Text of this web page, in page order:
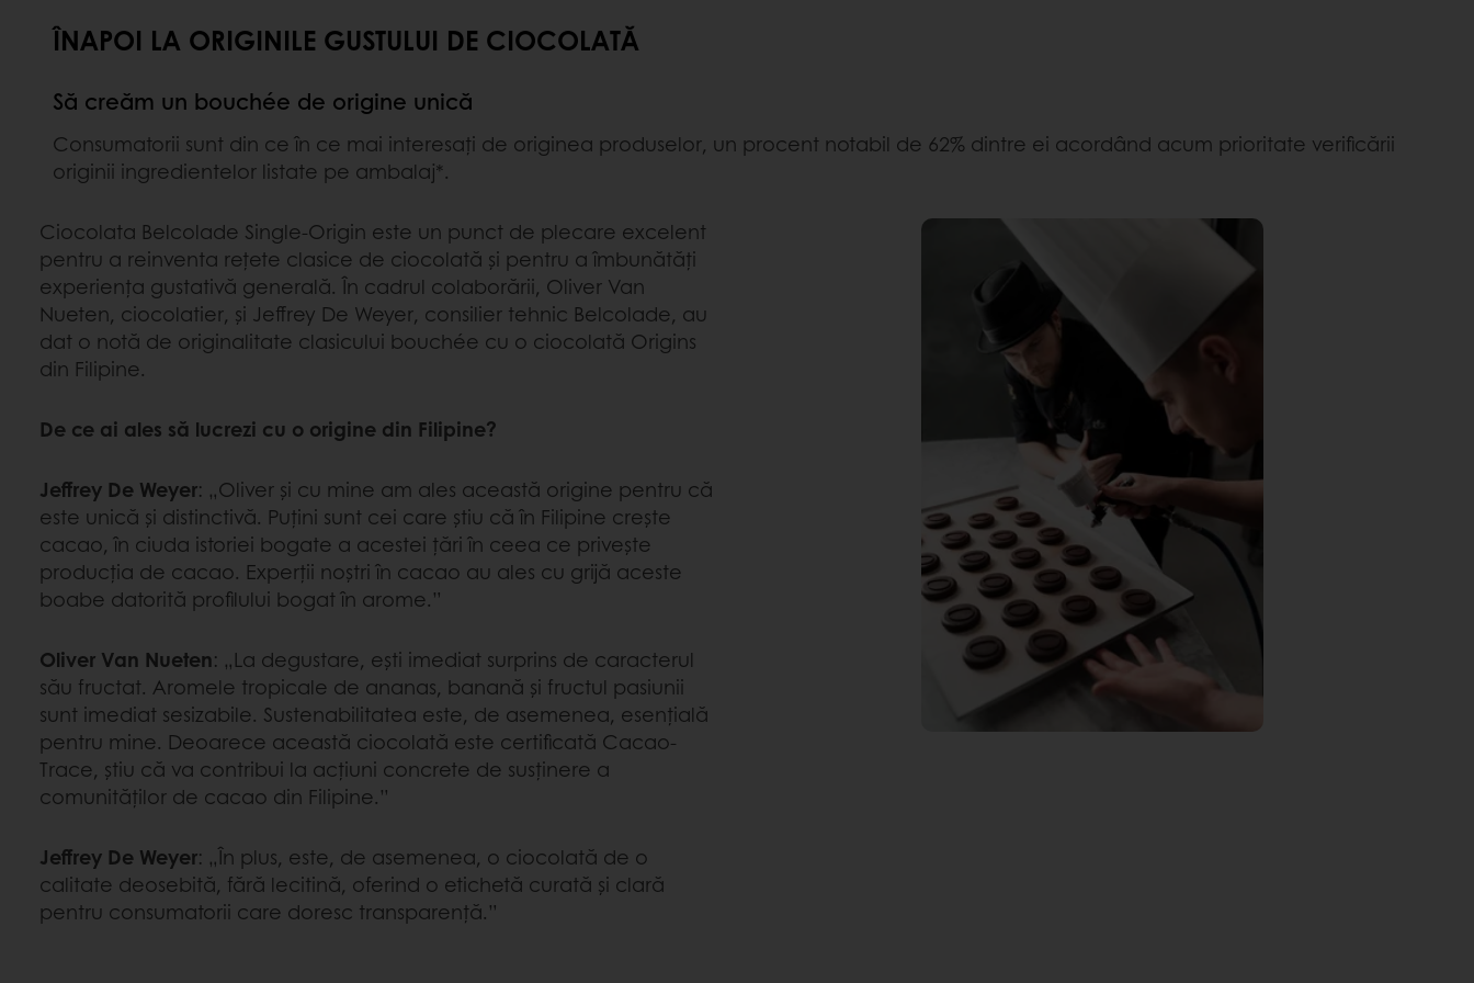
ÎNAPOI LA ORIGINILE GUSTULUI DE CIOCOLATĂ
Să creăm un bouchée de origine unică
Consumatorii sunt din ce în ce mai interesați de originea produselor, un procent notabil de 62% dintre ei acordând acum prioritate verificării
originii ingredientelor listate pe ambalaj*.
Ciocolata Belcolade Single-Origin este un punct de plecare excelent
pentru a reinventa rețete clasice de ciocolată și pentru a îmbunătăți
experiența gustativă generală. În cadrul colaborării, Oliver Van
Nueten, ciocolatier, și Jeffrey De Weyer, consilier tehnic Belcolade, au
dat o notă de originalitate clasicului bouchée cu o ciocolată Origins
din Filipine.
De ce ai ales să lucrezi cu o origine din Filipine?
Jeffrey De Weyer: „Oliver și cu mine am ales această origine pentru că
este unică și distinctivă. Puțini sunt cei care știu că în Filipine crește
cacao, în ciuda istoriei bogate a acestei țări în ceea ce privește
producția de cacao. Experții noștri în cacao au ales cu grijă aceste
boabe datorită profilului bogat în arome.”
Oliver Van Nueten: „La degustare, ești imediat surprins de caracterul
său fructat. Aromele tropicale de ananas, banană și fructul pasiunii
sunt imediat sesizabile. Sustenabilitatea este, de asemenea, esențială
pentru mine. Deoarece această ciocolată este certificată Cacao-
Trace, știu că va contribui la acțiuni concrete de susținere a
comunităților de cacao din Filipine.”
Jeffrey De Weyer: „În plus, este, de asemenea, o ciocolată de o
calitate deosebită, fără lecitină, oferind o etichetă curată și clară
pentru consumatorii care doresc transparență.”